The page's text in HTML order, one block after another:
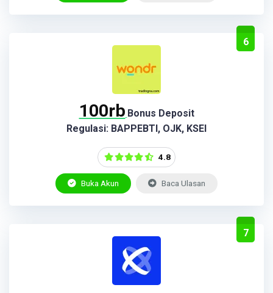
6
100rb Bonus Deposit
Regulasi: BAPPEBTI, OJK, KSEI
4.8
Buka Akun Baca Ulasan
7